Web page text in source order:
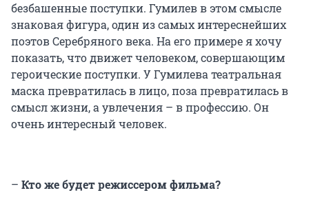
безбашенные поступки. Гумилев в этом смысле
знаковая фигура, один из самых интереснейших
поэтов Серебряного века. На его примере я хочу
показать, что движет человеком, совершающим
героические поступки. У Гумилева театральная
маска превратилась в лицо, поза превратилась в
смысл жизни, а увлечения – в профессию. Он
очень интересный человек.
– Кто же будет режиссером фильма?